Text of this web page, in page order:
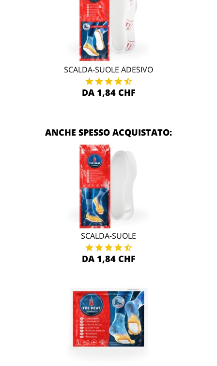
SCALDA-SUOLE ADESIVO
DA 1,84 CHF
ANCHE SPESSO ACQUISTATO:
SCALDA-SUOLE
DA 1,84 CHF